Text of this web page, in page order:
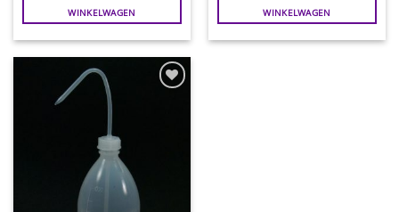
WINKELWAGEN
WINKELWAGEN